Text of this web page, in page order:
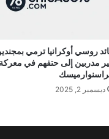
روسي أوكرانيا ترمي
مدربين إلى حتفهم في معركة
ديسمبر 2, 2025